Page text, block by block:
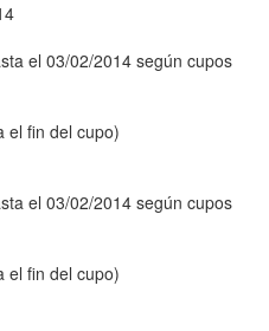
el 03/02/2014 según cupos
el fin del cupo)
el 03/02/2014 según cupos
el fin del cupo)